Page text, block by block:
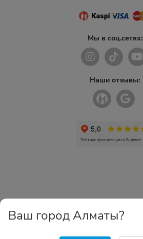
Мы в соц.сетях:
Наши отзывы:
Ваш город Алматы?